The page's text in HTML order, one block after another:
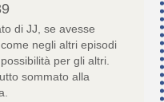
di JJ, se avesse
negli altri episodi
per gli altri.
sommato alla